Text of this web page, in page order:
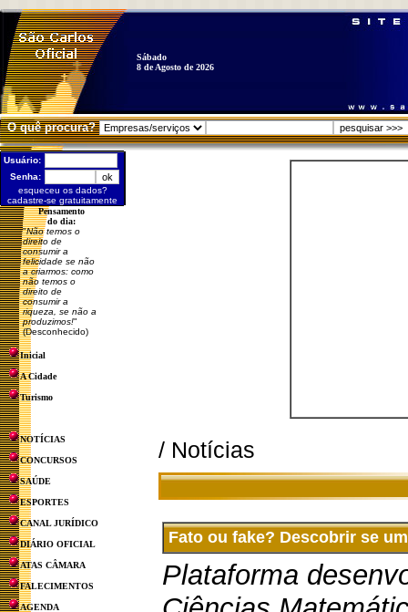
Sábado
8 de Agosto de 2026
O quê procura?
Usuário:
Senha:
esqueceu os dados?
cadastre-se gratuitamente
Pensamento
do dia:
"Não temos o
direito de
consumir a
felicidade se não
a criarmos: como
não temos o
direito de
consumir a
riqueza, se não a
produzimos!"
(Desconhecido)
Inicial
A Cidade
Turismo
NOTÍCIAS
CONCURSOS
SAÚDE
ESPORTES
CANAL JURÍDICO
DIÁRIO OFICIAL
ATAS CÂMARA
FALECIMENTOS
AGENDA
/ Notícias
Fato ou fake? Descobrir se
Plataforma